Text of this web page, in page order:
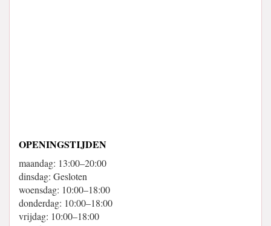
OPENINGSTIJDEN
maandag: 13:00–20:00
dinsdag: Gesloten
woensdag: 10:00–18:00
donderdag: 10:00–18:00
vrijdag: 10:00–18:00